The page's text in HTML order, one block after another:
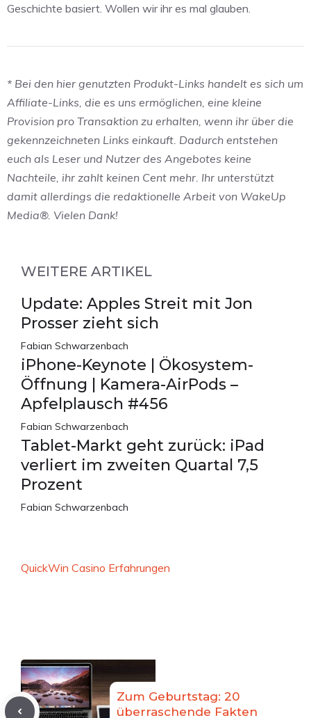
Geschichte basiert. Wollen wir ihr es mal glauben.
* Bei den hier genutzten Produkt-Links handelt es sich um
Affiliate-Links, die es uns ermöglichen, eine kleine
Provision pro Transaktion zu erhalten, wenn ihr über die
gekennzeichneten Links einkauft. Dadurch entstehen
euch als Leser und Nutzer des Angebotes keine
Nachteile, ihr zahlt keinen Cent mehr. Ihr unterstützt
damit allerdings die redaktionelle Arbeit von WakeUp
Media®. Vielen Dank!
WEITERE ARTIKEL
Update: Apples Streit mit Jon
Prosser zieht sich
Fabian Schwarzenbach
iPhone-Keynote | Ökosystem-
Öffnung | Kamera-AirPods –
Apfelplausch #456
Fabian Schwarzenbach
Tablet-Markt geht zurück: iPad
verliert im zweiten Quartal 7,5
Prozent
Fabian Schwarzenbach
QuickWin Casino Erfahrungen
Zum Geburtstag: 20
überraschende Fakten